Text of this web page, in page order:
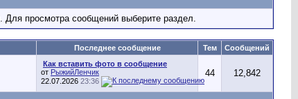
. Для просмотра сообщений выберите раздел.
Последнее сообщение Тем Сообщений
Как вставить фото в сообщение
от РыжийЛенчик
22.07.2026 23:36
44 12,842